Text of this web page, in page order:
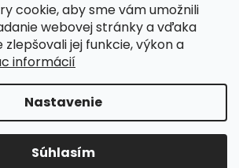
cookie, aby sme vám umožnili
webovej stránky a vďaka
jej funkcie, výkon a
informácií
Nastavenie
Súhlasím
spôsoby platby:
Malujpodlacisel.sk. Všetky práva
Upraviť nastavenie cookies